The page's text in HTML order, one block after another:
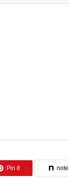
Pin it note